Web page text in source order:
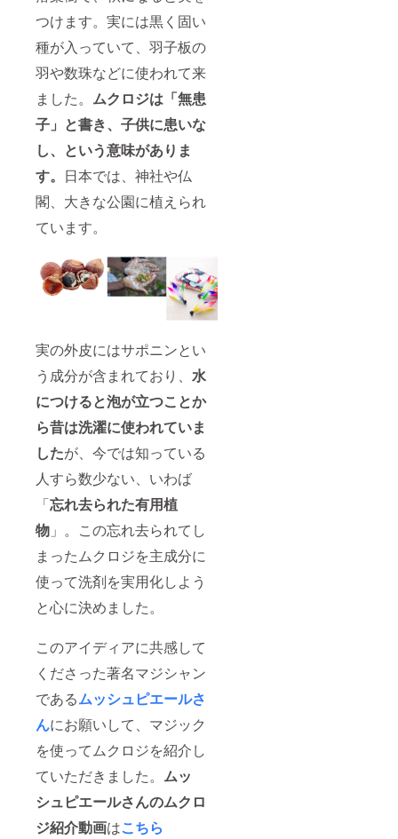
つけます。実には黒く固い
種が入っていて、羽子板の
羽や数珠などに使われて来
ました。 ムクロジは「無患
子」と書き、子供に患いな
し、という意味がありま
す。 日本では、神社や仏
閣、大きな公園に植えられ
ています。
実の外皮にはサポニンとい
う成分が含まれており、 水
につけると泡が立つことか
ら昔は洗濯に使われていま
したが、今では知っている
人すら数少ない、いわば
「忘れ去られた有用植
物 」。この忘れ去られてし
まったムクロジを主成分に
使って洗剤を実用化しよう
と心に決めました。
このアイディアに共感して
くださった著名マジシャン
であるムッシュピエールさ
んにお願いして、マジック
を使ってムクロジを紹介し
ていただきました。 ムッ
シュピエールさんのムクロ
ジ紹介動画はこちら